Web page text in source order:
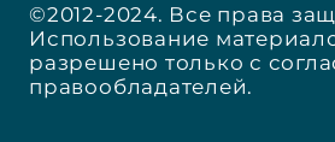
©2012-2024. Все права
Использование
разрешено только с
правообладателей.